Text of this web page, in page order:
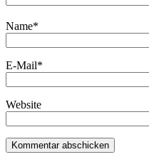
Name*
E-Mail*
Website